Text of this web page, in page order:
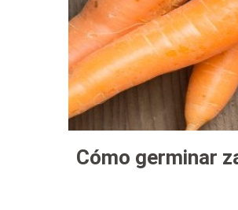
Cómo germinar